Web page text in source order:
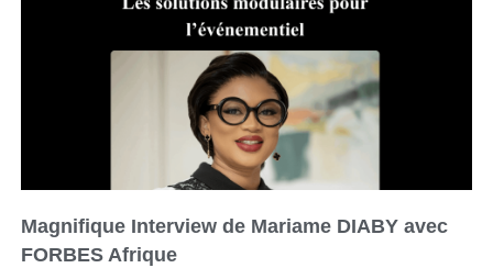
Magnifique Interview de Mariame DIABY avec
FORBES Afrique